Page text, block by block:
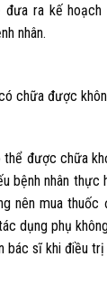
ra kế
nhân.
chữa được
thể được chữa
bệnh nhân thực
nên mua
dụng phụ
bác sĩ khi điều